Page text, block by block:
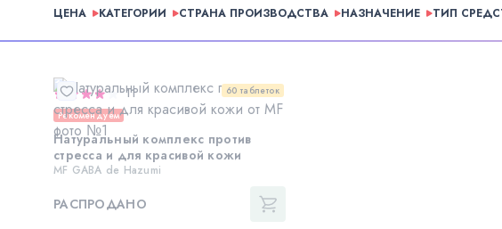
ЦЕНА КАТЕГОРИИ СТРАНА ПРОИЗВОДСТВА НАЗНАЧЕНИЕ ТИП
60 таблеток
11
Рекомендуем
Натуральный комплекс против
стресса и для красивой кожи
MF GABA de Hazumi
РАСПРОДАНО